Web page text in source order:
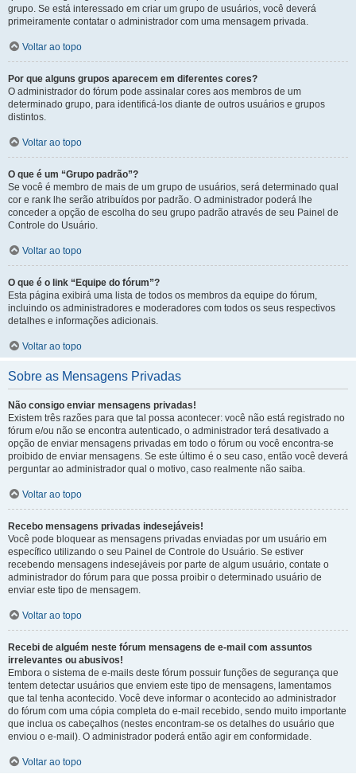
grupo. Se está interessado em criar um grupo de usuários, você deverá
primeiramente contatar o administrador com uma mensagem privada.
Voltar ao topo
Por que alguns grupos aparecem em diferentes cores?
O administrador do fórum pode assinalar cores aos membros de um
determinado grupo, para identificá-los diante de outros usuários e grupos
distintos.
Voltar ao topo
O que é um “Grupo padrão”?
Se você é membro de mais de um grupo de usuários, será determinado qual
cor e rank lhe serão atribuídos por padrão. O administrador poderá lhe
conceder a opção de escolha do seu grupo padrão através de seu Painel de
Controle do Usuário.
Voltar ao topo
O que é o link “Equipe do fórum”?
Esta página exibirá uma lista de todos os membros da equipe do fórum,
incluindo os administradores e moderadores com todos os seus respectivos
detalhes e informações adicionais.
Voltar ao topo
Sobre as Mensagens Privadas
Não consigo enviar mensagens privadas!
Existem três razões para que tal possa acontecer: você não está registrado no
fórum e/ou não se encontra autenticado, o administrador terá desativado a
opção de enviar mensagens privadas em todo o fórum ou você encontra-se
proibido de enviar mensagens. Se este último é o seu caso, então você deverá
perguntar ao administrador qual o motivo, caso realmente não saiba.
Voltar ao topo
Recebo mensagens privadas indesejáveis!
Você pode bloquear as mensagens privadas enviadas por um usuário em
específico utilizando o seu Painel de Controle do Usuário. Se estiver
recebendo mensagens indesejáveis por parte de algum usuário, contate o
administrador do fórum para que possa proibir o determinado usuário de
enviar este tipo de mensagem.
Voltar ao topo
Recebi de alguém neste fórum mensagens de e-mail com assuntos
irrelevantes ou abusivos!
Embora o sistema de e-mails deste fórum possuir funções de segurança que
tentem detectar usuários que enviem este tipo de mensagens, lamentamos
que tal tenha acontecido. Você deve informar o acontecido ao administrador
do fórum com uma cópia completa do e-mail recebido, sendo muito importante
que inclua os cabeçalhos (nestes encontram-se os detalhes do usuário que
enviou o e-mail). O administrador poderá então agir em conformidade.
Voltar ao topo